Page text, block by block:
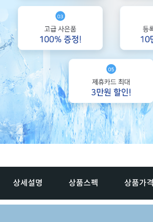
상세설명 상품스펙 상품가격